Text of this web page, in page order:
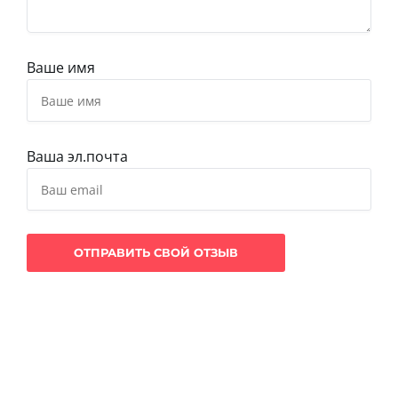
Ваше имя
Ваша эл.почта